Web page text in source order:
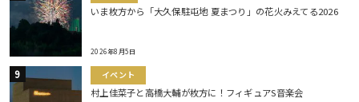
いま枚方から「大久保駐屯地 夏まつり」の花火みえてる2026
2026年8月5日
イベント
村上佳菜子と高橋大輔が枚方に！フィギュアS音楽会